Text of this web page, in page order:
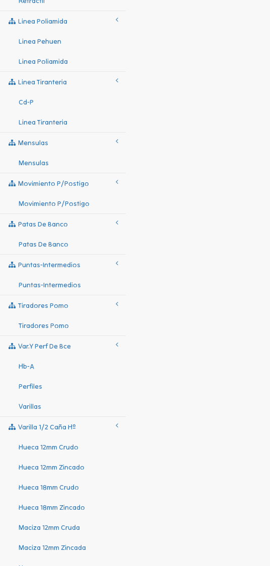
Linea Poliamida
Linea Pehuen
Linea Poliamida
Linea Tiranteria
Cd-P
Linea Tiranteria
Mensulas
Mensulas
Movimiento P/postigo
Movimiento P/postigo
Patas De Banco
Patas De Banco
Puntas-Intermedios
Puntas-Intermedios
Tiradores Pomo
Tiradores Pomo
Var.y Perf De Bce
Hb-A
Perfiles
Varillas
Varilla 1/2 Caña Hº
Hueca 12mm Crudo
Hueca 12mm Zincado
Hueca 18mm Crudo
Hueca 18mm Zincado
Maciza 12mm Cruda
Maciza 12mm Zincada